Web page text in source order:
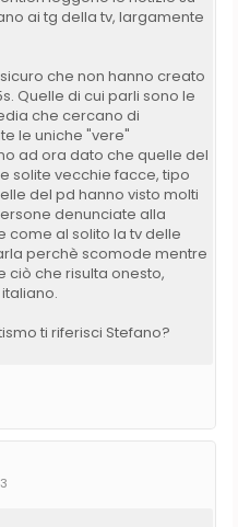
ai tg della tv, largamente
che non hanno creato
Quelle di cui parli sono le
che cercano di
le uniche "vere"
ad ora dato che quelle del
solite vecchie facce, tipo
del pd hanno visto molti
denunciate alla
come al solito la tv delle
perchè scomode mentre
ciò che risulta onesto,
ti riferisci Stefano?